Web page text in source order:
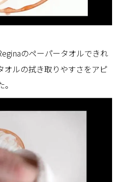
のペーパータオルできれ
オルの拭き取りやすさをアピ